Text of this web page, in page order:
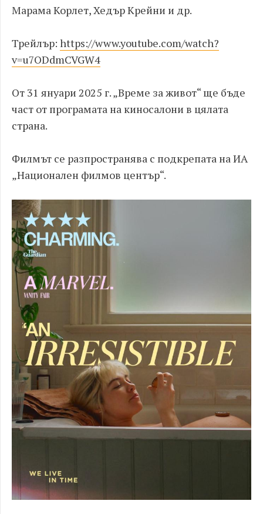
Марама Корлет, Хедър Крейни и др.
Трейлър: https://www.youtube.com/watch?
v=u7ODdmCVGW4
От 31 януари 2025 г. „Време за живот“ ще бъде
част от програмата на киносалони в цялата
страна.
Филмът се разпространява с подкрепата на ИА
„Национален филмов център“.